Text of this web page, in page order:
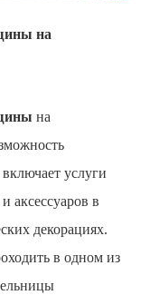
на
на
услуги
аксессуаров в
декорациях.
в одном из